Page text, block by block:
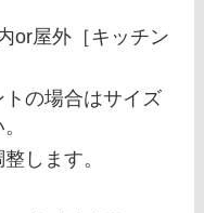
or屋外［キッチン
の場合はサイズ
します。